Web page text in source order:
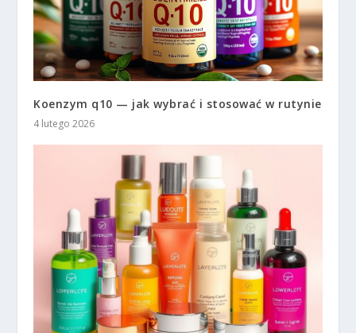
Koenzym q10 — jak wybrać i stosować w rutynie
4 lutego 2026